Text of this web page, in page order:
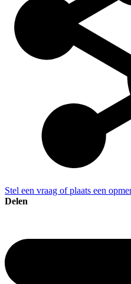
Stel een vraag of plaats een
Delen